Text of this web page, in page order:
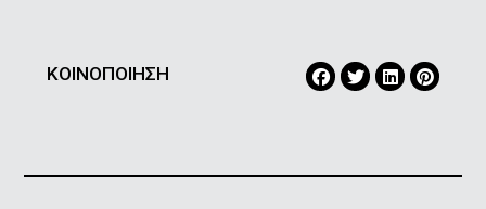
ΚΟΙΝΟΠΟΙΗΣΗ